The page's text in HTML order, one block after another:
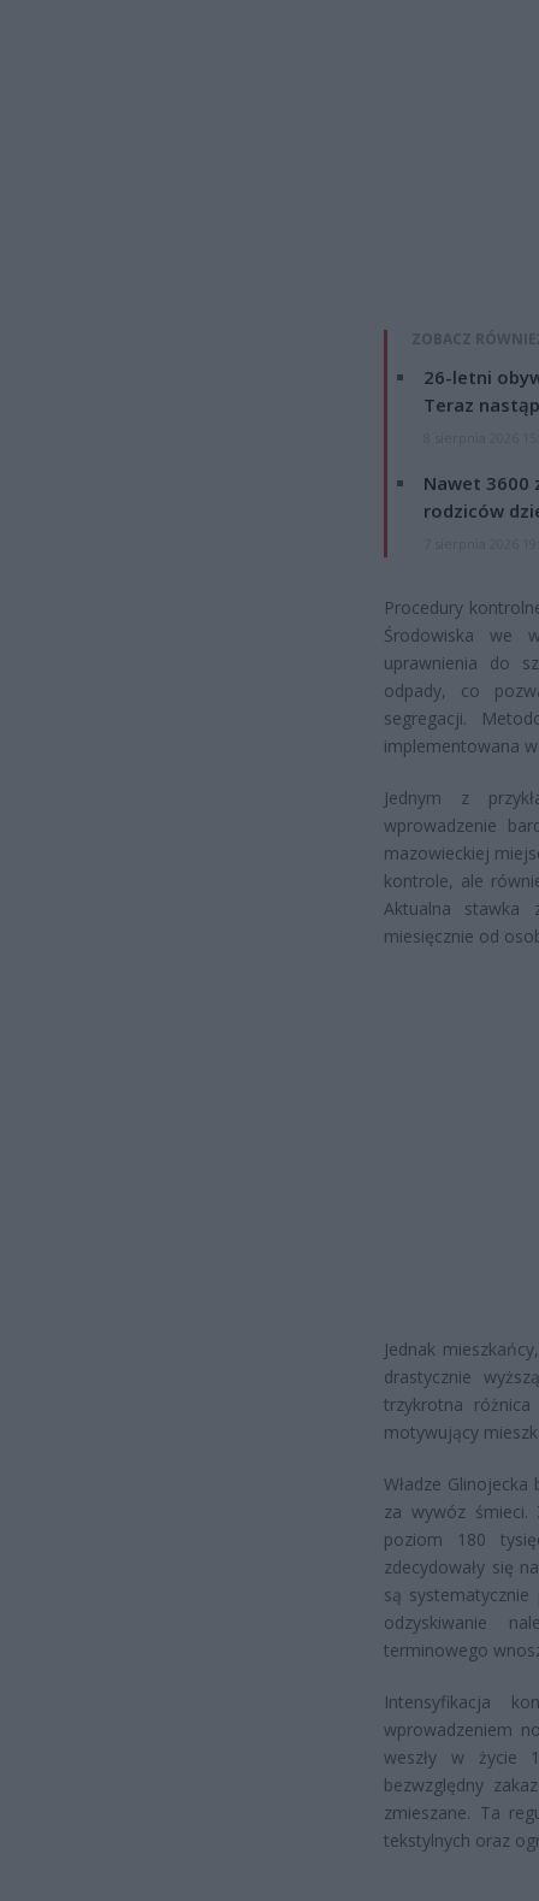
ZOBACZ
26-letni
Teraz
Nawet 3600
rodziców
Procedury
Środowiska we
uprawnienia do
odpady, co
segregacji.
implementowana
Jednym z
wprowadzenie
mazowieckiej
kontrole, ale
Aktualna stawka
miesięcznie od
Jednak
drastycznie
trzykrotna
motywujący
Władze
za wywóz śmieci.
poziom 180
zdecydowały się
są
odzyskiwanie
terminowego
Intensyfikacja
wprowadzeniem
weszły w życie
bezwzględny
zmieszane. Ta
tekstylnych oraz